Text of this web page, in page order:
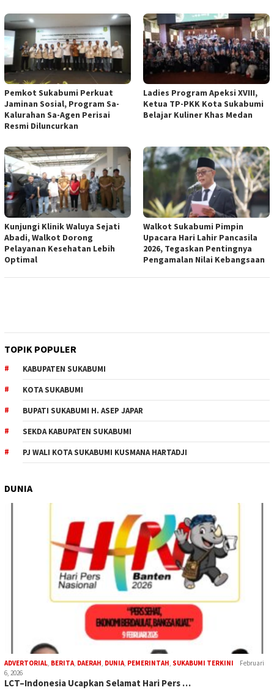
Pemkot Sukabumi Perkuat
Jaminan Sosial, Program Sa-
Kalurahan Sa-Agen Perisai
Resmi Diluncurkan
Ladies Program Apeksi XVIII,
Ketua TP-PKK Kota Sukabumi
Belajar Kuliner Khas Medan
Kunjungi Klinik Waluya Sejati
Abadi, Walkot Dorong
Pelayanan Kesehatan Lebih
Optimal
Walkot Sukabumi Pimpin
Upacara Hari Lahir Pancasila
2026, Tegaskan Pentingnya
Pengamalan Nilai Kebangsaan
TOPIK POPULER
KABUPATEN SUKABUMI
KOTA SUKABUMI
BUPATI SUKABUMI H. ASEP JAPAR
SEKDA KABUPATEN SUKABUMI
PJ WALI KOTA SUKABUMI KUSMANA HARTADJI
DUNIA
ADVERTORIAL, BERITA, DAERAH, DUNIA, PEMERINTAH, SUKABUMI TERKINI
Februari
6, 2026
LCT–Indonesia Ucapkan Selamat Hari Pers …